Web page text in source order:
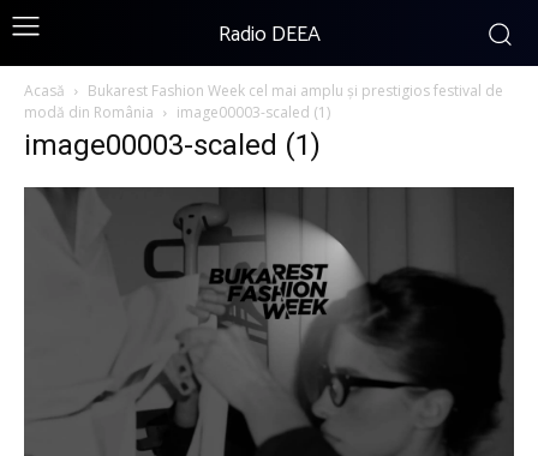
Radio DEEA
Acasă
Bukarest Fashion Week cel mai amplu și prestigios festival de
modă din România
image00003-scaled (1)
image00003-scaled (1)